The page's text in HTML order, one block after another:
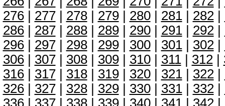
276| 277| 278| 279| 280| 281| 282|
286| 287| 288| 289| 290| 291| 292|
296| 297| 298| 299| 300| 301| 302|
306| 307| 308| 309| 310| 311| 312|
316| 317| 318| 319| 320| 321| 322|
326| 327| 328| 329| 330| 331| 332|
336| 337| 338| 339| 340| 341| 342|